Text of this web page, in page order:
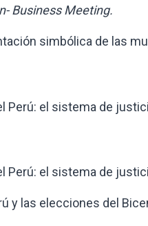
Business Meeting.
simbólica de las
el sistema de
el sistema de
las elecciones del